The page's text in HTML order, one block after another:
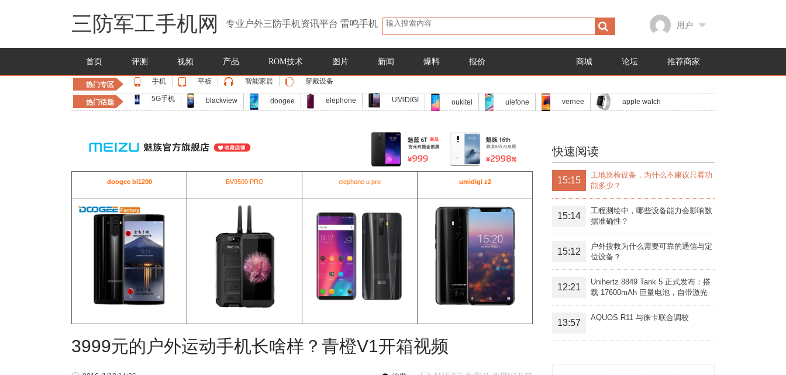
三防军工手机网 专业户外三防手机资讯平台 雷鸣手机 用户
首页 评测 视频 产品 ROM技术 图片 新闻 爆料 报价 商城 论坛 推荐商家
热门专区 手机 平板 智能家居 穿戴设备
热门话题 5G手机 blackview doogee elephone UMIDIGI oukitel ulefone vernee apple watch
doogee bl1200 BV9500 PRO elephone u pro umidigi z2
3999元的户外运动手机长啥样？青橙V1开箱视频
快速阅读
15:15
工地巡检设备，为什么不建议只看功
能多少？
15:14
工程测绘中，哪些设备能力会影响数
据准确性？
15:12
户外搜救为什么需要可靠的通信与定
位设备？
12:21
Unihertz 8849 Tank 5 正式发布：搭
载 17600mAh 巨量电池，自带激光
投影旗舰三防手机
13:57
AQUOS R11 与徕卡联合调校